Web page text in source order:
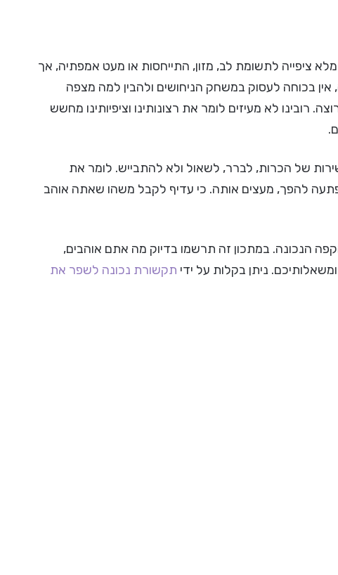
ציפייה לתשומת לב, מזון, התייחסות או מעט אמפתיה, אך
אין בכוחה לעסוק במשחק הניחושים ולהבין למה מצפה
רובינו לא מעיזים לומר את רצונותינו וציפיותינו מחשש
של הכרות, לברר, לשאול ולא להתבייש. לומר את
להפך, מעצים אותה. כי עדיף לקבל משהו שאתה אוהב
הנכונה. במתכון זה תרשמו בדיוק מה אתם אוהבים,
ניתן בקלות על ידי תקשורת נכונה לשפר את